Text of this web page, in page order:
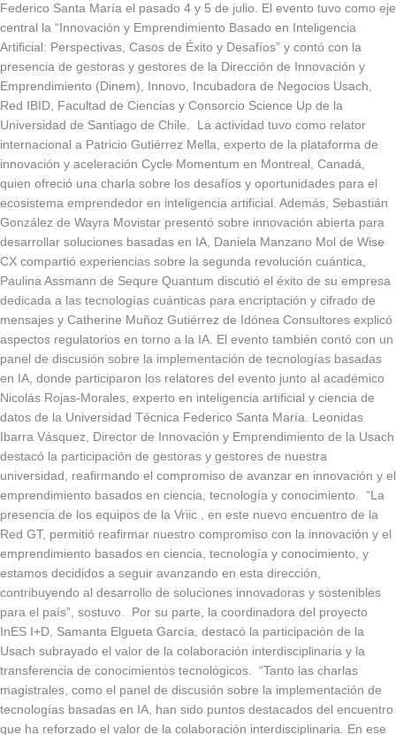
Federico Santa María el pasado 4 y 5 de julio. El evento tuvo como eje
central la “Innovación y Emprendimiento Basado en Inteligencia
Artificial: Perspectivas, Casos de Éxito y Desafíos” y contó con la
presencia de gestoras y gestores de la Dirección de Innovación y
Emprendimiento (Dinem), Innovo, Incubadora de Negocios Usach,
Red IBID, Facultad de Ciencias y Consorcio Science Up de la
Universidad de Santiago de Chile. La actividad tuvo como relator
internacional a Patricio Gutiérrez Mella, experto de la plataforma de
innovación y aceleración Cycle Momentum en Montreal, Canadá,
quien ofreció una charla sobre los desafíos y oportunidades para el
ecosistema emprendedor en inteligencia artificial. Además, Sebastián
González de Wayra Movistar presentó sobre innovación abierta para
desarrollar soluciones basadas en IA, Daniela Manzano Mol de Wise
CX compartió experiencias sobre la segunda revolución cuántica,
Paulina Assmann de Sequre Quantum discutió el éxito de su empresa
dedicada a las tecnologías cuánticas para encriptación y cifrado de
mensajes y Catherine Muñoz Gutiérrez de Idónea Consultores explicó
aspectos regulatorios en torno a la IA. El evento también contó con un
panel de discusión sobre la implementación de tecnologías basadas
en IA, donde participaron los relatores del evento junto al académico
Nicolás Rojas-Morales, experto en inteligencia artificial y ciencia de
datos de la Universidad Técnica Federico Santa María. Leonidas
Ibarra Vásquez, Director de Innovación y Emprendimiento de la Usach
destacó la participación de gestoras y gestores de nuestra
universidad, reafirmando el compromiso de avanzar en innovación y el
emprendimiento basados en ciencia, tecnología y conocimiento. “La
presencia de los equipos de la Vriic , en este nuevo encuentro de la
Red GT, permitió reafirmar nuestro compromiso con la innovación y el
emprendimiento basados en ciencia, tecnología y conocimiento, y
estamos decididos a seguir avanzando en esta dirección,
contribuyendo al desarrollo de soluciones innovadoras y sostenibles
para el país”, sostuvo. Por su parte, la coordinadora del proyecto
InES I+D, Samanta Elgueta García, destacó la participación de la
Usach subrayado el valor de la colaboración interdisciplinaria y la
transferencia de conocimientos tecnológicos. “Tanto las charlas
magistrales, como el panel de discusión sobre la implementación de
tecnologías basadas en IA, han sido puntos destacados del encuentro
que ha reforzado el valor de la colaboración interdisciplinaria. En ese